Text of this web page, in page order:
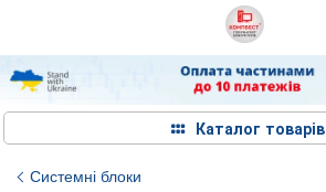
Каталог товарів
Системні блоки